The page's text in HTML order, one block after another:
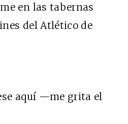
en las tabernas
del Atlético de
aquí —me grita el